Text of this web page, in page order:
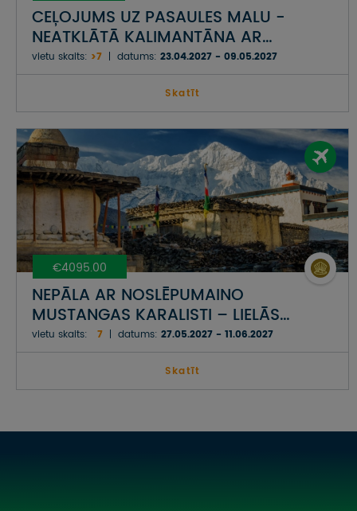
CEĻOJUMS UZ PASAULES MALU -
NEATKLĀTĀ KALIMANTĀNA AR
TROPISKO DERAWAN SALU
ARHIPELĀGU
vietu skaits: >7 datums: 23.04.2027 - 09.05.2027
Skatīt
€4095.00
NEPĀLA AR NOSLĒPUMAINO
MUSTANGAS KARALISTI – LIELĀS
HIMALAJU VIRSOTNES, SĀRTIE
KANJONI, KRĀSAINIE KALNI UN MAZĀ
vietu skaits: 7 datums: 27.05.2027 - 11.06.2027
Skatīt